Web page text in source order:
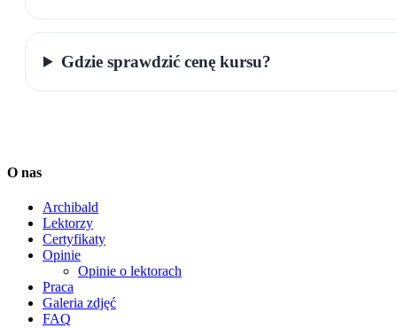
Gdzie sprawdzić cenę kursu?
O nas
Archibald
Lektorzy
Certyfikaty
Opinie
Opinie o lektorach
Praca
Galeria zdjęć
FAQ